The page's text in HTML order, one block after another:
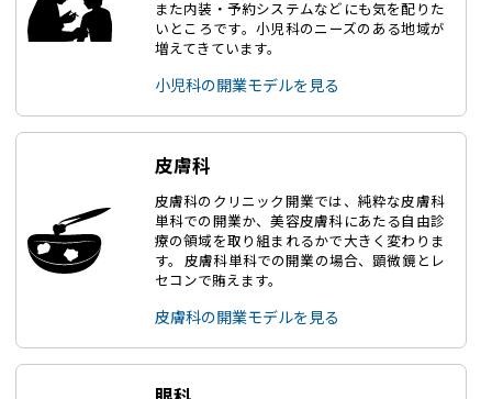
また内装・予約システムなどにも気を配りた
いところです。小児科のニーズのある地域が
増えてきています。
小児科の開業モデルを見る
皮膚科
皮膚科のクリニック開業では、純粋な皮膚科
単科での開業か、美容皮膚科にあたる自由診
療の領域を取り組まれるかで大きく変わりま
す。 皮膚科単科での開業の場合、顕微鏡とレ
セコンで賄えます。
皮膚科の開業モデルを見る